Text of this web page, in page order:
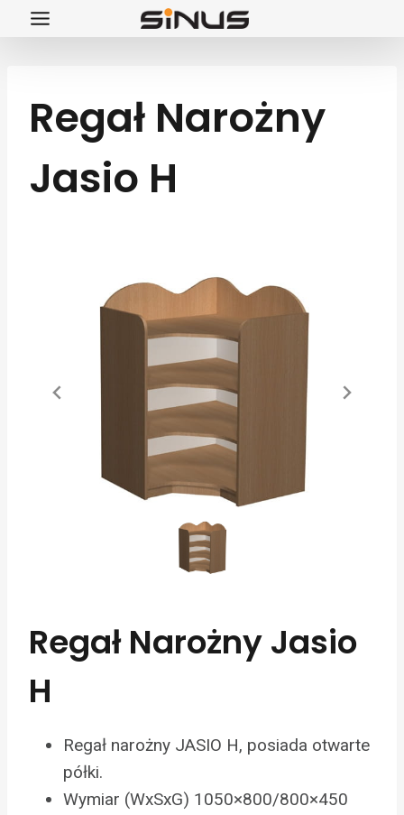
Przejdź
Regał Narożny
Jasio H
Regał Narożny Jasio
H
Regał narożny JASIO H, posiada otwarte
półki.
Wymiar (WxSxG) 1050×800/800×450